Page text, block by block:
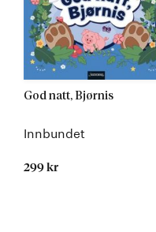
God natt, Bjørnis
Innbundet
299 kr